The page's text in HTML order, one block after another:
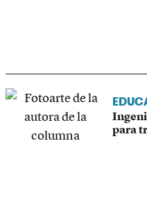
para